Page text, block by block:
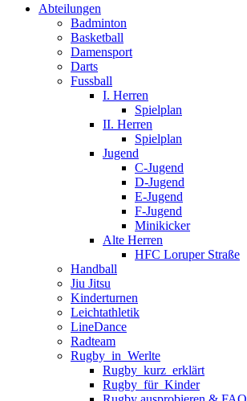
Abteilungen
Badminton
Basketball
Damensport
Darts
Fussball
I. Herren
Spielplan
II. Herren
Spielplan
Jugend
C-Jugend
D-Jugend
E-Jugend
F-Jugend
Minikicker
Alte Herren
HFC Loruper Straße
Handball
Jiu Jitsu
Kinderturnen
Leichtathletik
LineDance
Radteam
Rugby_in_Werlte
Rugby_kurz_erklärt
Rugby_für_Kinder